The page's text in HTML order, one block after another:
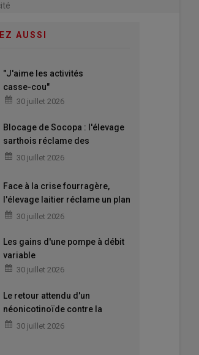
AUSSI
"J'aime les activités
casse-cou"
30 juillet 2026
Blocage de Socopa : l'élevage
sarthois réclame des
perspectives
30 juillet 2026
Face à la crise fourragère,
l'élevage laitier réclame un plan
d'urgence
30 juillet 2026
Les gains d'une pompe à débit
variable
30 juillet 2026
Le retour attendu d'un
néonicotinoïde contre la
jaunisse
30 juillet 2026